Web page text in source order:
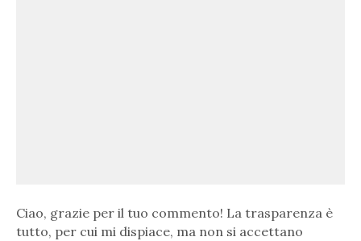
Ciao, grazie per il tuo commento! La trasparenza è
tutto, per cui mi dispiace, ma non si accettano